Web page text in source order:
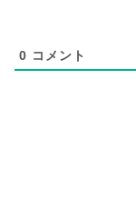
0 コメント